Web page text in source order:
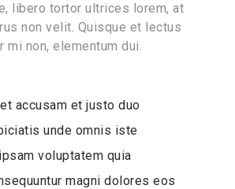
libero tortor ultrices lorem, at
non velit. Quisque et lectus
mi non, elementum dui.
accusam et justo duo
unde omnis iste
voluptatem quia
magni dolores eos